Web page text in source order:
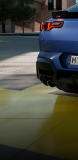
A
D